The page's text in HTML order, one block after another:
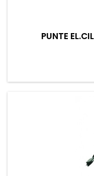
PUNTE